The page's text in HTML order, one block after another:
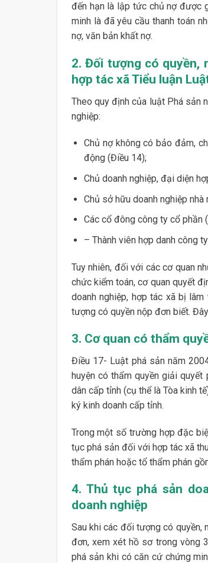
đến hạn là lập tức chủ nợ được
minh là đã yêu cầu thanh toán
nợ, văn bản khất nợ.
2. Đối tượng có quyền,
hợp tác xã Tiểu luận
Theo quy định của luật Phá sản
nghiệp:
Chủ nợ không có bảo đảm,
động (Điều 14);
Chủ doanh nghiệp, đại diện
Chủ sở hữu doanh nghiệp
Các cổ đông công ty cổ phần
– Thành viên hợp danh công
Tuy nhiên, đối với các cơ quan
chức kiểm toán, cơ quan quyết
doanh nghiệp, hợp tác xã bị
tượng có quyền nộp đơn biết.
3. Cơ quan có thẩm
Điều 17- Luật phá sản năm
huyện có thẩm quyền giải
dân cấp tỉnh (cụ thể là Tòa kinh
ký kinh doanh cấp tỉnh.
Trong một số trường hợp đặc
tục phá sản đối với hợp tác xã
thẩm phán hoặc tổ thẩm phán
4. Thủ tục phá sản
doanh nghiệp
Sau khi các đối tượng có quyền,
đơn, xem xét hồ sơ trong vòng
phá sản khi có căn cứ chứng